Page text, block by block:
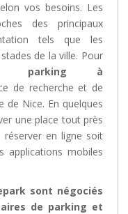
vos besoins. Les
des principaux
tels que les
de la ville. Pour
parking à
de recherche et de
de Nice. En quelques
une place tout près
en ligne soit
applications mobiles
sont négociés
de parking et